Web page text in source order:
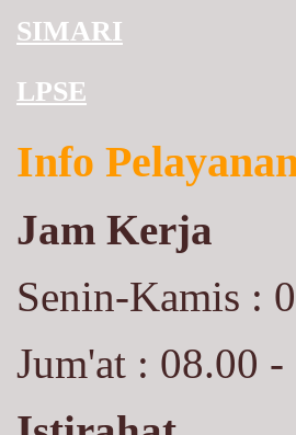
SIMARI
LPSE
Info
Jam Kerja
Senin-Kamis :
Jum'at : 08.00